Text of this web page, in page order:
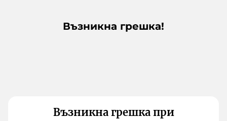
Възникна грешка!
Възникна грешка при